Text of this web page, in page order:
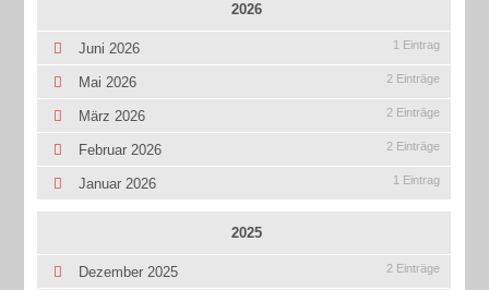
2026
Juni 2026 1 Eintrag
Mai 2026 2 Einträge
März 2026 2 Einträge
Februar 2026 2 Einträge
Januar 2026 1 Eintrag
2025
Dezember 2025 2 Einträge